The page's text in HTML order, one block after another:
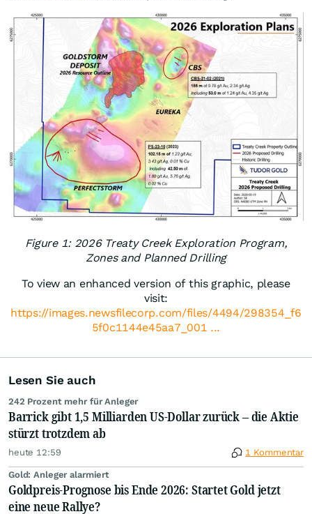
Figure 1: 2026 Treaty Creek Exploration Program,
Zones and Planned Drilling
To view an enhanced version of this graphic, please
visit:
https://images.newsfilecorp.com/files/4494/298354_f6
5f0c1144e45aa7_001 ...
Lesen Sie auch
242 Prozent mehr für Anleger
Barrick gibt 1,5 Milliarden US-Dollar zurück – die Aktie
stürzt trotzdem ab
heute 12:59 1 Kommentar
Gold: Anleger alarmiert
Goldpreis-Prognose bis Ende 2026: Startet Gold jetzt
eine neue Rallye?